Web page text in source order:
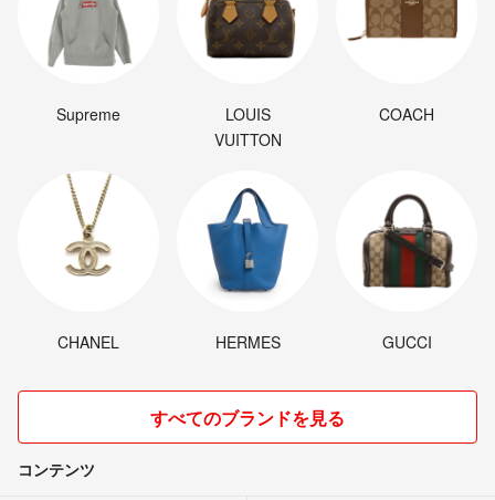
Supreme
LOUIS
VUITTON
COACH
CHANEL HERMES GUCCI
すべてのブランドを見る
コンテンツ